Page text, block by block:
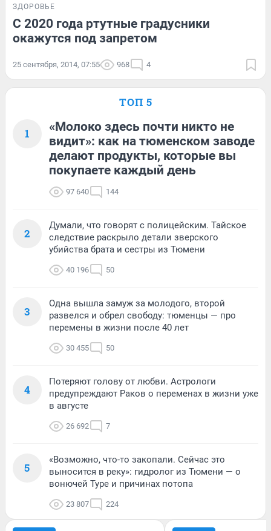
ЗДОРОВЬЕ
С 2020 года ртутные градусники
окажутся под запретом
25 сентября, 2014, 07:55 968 4
ТОП 5
1
«Молоко здесь почти никто не
видит»: как на тюменском заводе
делают продукты, которые вы
покупаете каждый день
97 640 144
2
Думали, что говорят с полицейским. Тайское
следствие раскрыло детали зверского
убийства брата и сестры из Тюмени
40 196 50
3
Одна вышла замуж за молодого, второй
развелся и обрел свободу: тюменцы — про
перемены в жизни после 40 лет
30 455 50
4
Потеряют голову от любви. Астрологи
предупреждают Раков о переменах в жизни уже
в августе
26 692 7
5
«Возможно, что-то закопали. Сейчас это
выносится в реку»: гидролог из Тюмени — о
вонючей Туре и причинах потопа
23 807 224